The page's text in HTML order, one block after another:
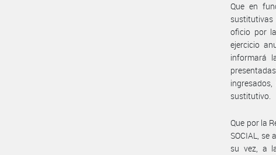
Que en
sustitutivas
oficio por
ejercicio
informará
sustitutivo.
Que por la
SOCIAL,
su vez, a la